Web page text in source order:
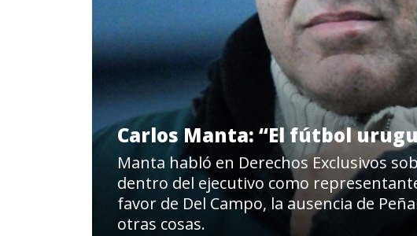
Carlos Manta: “El fútbol
Manta habló en Derechos Exclusivos
dentro del ejecutivo como
favor de Del Campo, la ausencia de
otras cosas.